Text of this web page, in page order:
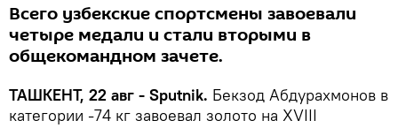
Всего узбекские спортсмены завоевали
четыре медали и стали вторыми в
общекомандном зачете.
ТАШКЕНТ, 22 авг - Sputnik. Бекзод Абдурахмонов в
категории -74 кг завоевал золото на XVIII